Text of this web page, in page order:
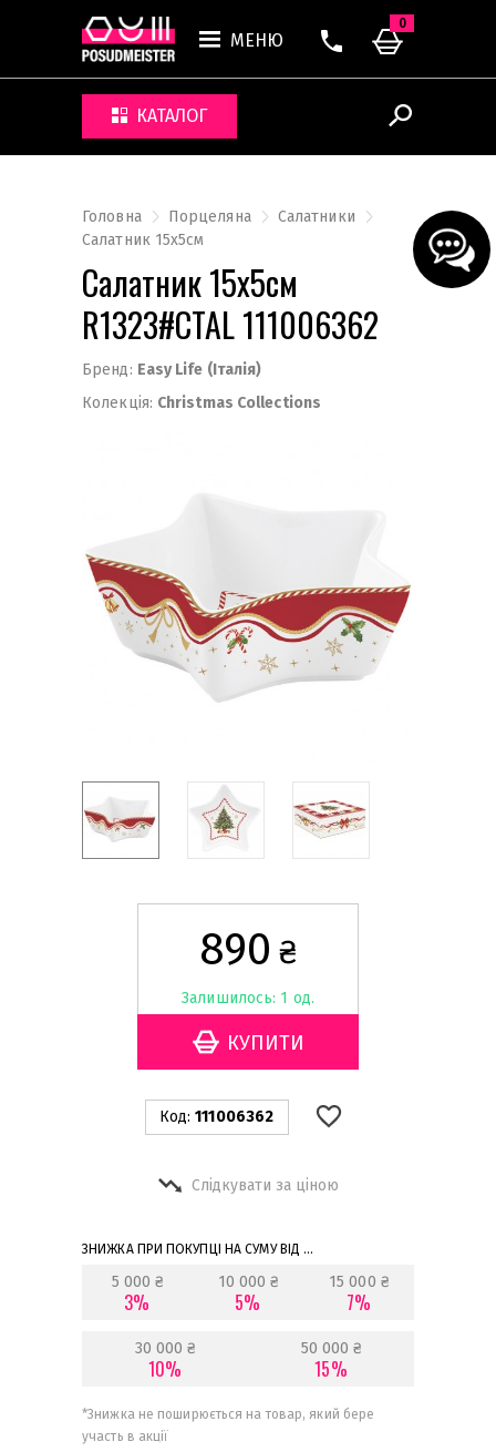
МЕНЮ
КАТАЛОГ
0
Головна Порцеляна
Салатники
Салатник 15x5см
Салатник 15x5см
R1323#CTAL 111006362
Бренд: Easy Life (Італія)
Колекція: Christmas Collections
890 ₴
Залишилось: 1 од.
Код: 111006362
Слідкувати за ціною
ЗНИЖКА ПРИ ПОКУПЦІ НА СУМУ ВІД ...
5 000 ₴
3%
10 000 ₴
5%
15 000 ₴
7%
30 000 ₴
10%
50 000 ₴
15%
*Знижка не поширюється на товар, який бере
участь в акції